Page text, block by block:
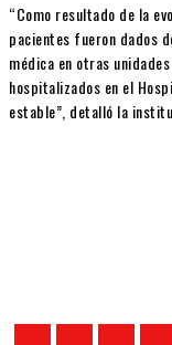
“Como resultado de la
pacientes fueron dados
médica en otras
hospitalizados en el
estable”, detalló la